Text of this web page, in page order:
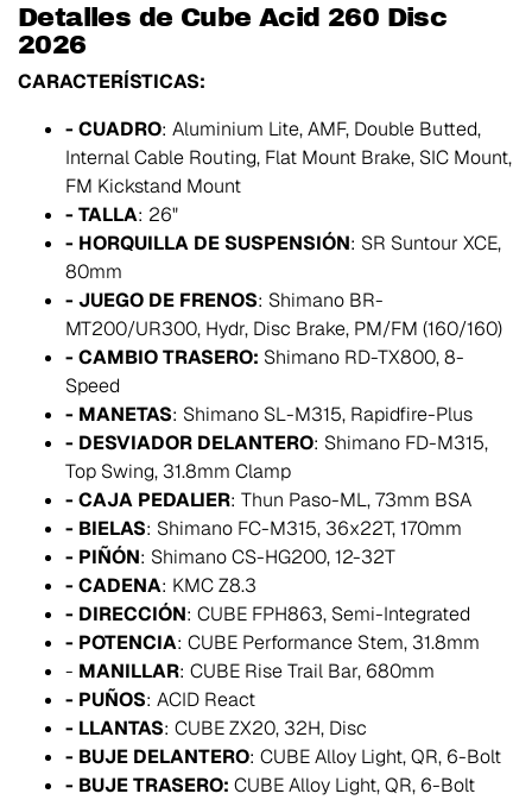
Detalles de Cube Acid 260 Disc
2026
CARACTERÍSTICAS:
- CUADRO: Aluminium Lite, AMF, Double Butted,
Internal Cable Routing, Flat Mount Brake, SIC Mount,
FM Kickstand Mount
- TALLA: 26"
- HORQUILLA DE SUSPENSIÓN: SR Suntour XCE,
80mm
- JUEGO DE FRENOS: Shimano BR-
MT200/UR300, Hydr, Disc Brake, PM/FM (160/160)
- CAMBIO TRASERO: Shimano RD-TX800, 8-
Speed
- MANETAS: Shimano SL-M315, Rapidfire-Plus
- DESVIADOR DELANTERO: Shimano FD-M315,
Top Swing, 31.8mm Clamp
- CAJA PEDALIER: Thun Paso-ML, 73mm BSA
- BIELAS: Shimano FC-M315, 36x22T, 170mm
- PIÑÓN: Shimano CS-HG200, 12-32T
- CADENA: KMC Z8.3
- DIRECCIÓN: CUBE FPH863, Semi-Integrated
- POTENCIA: CUBE Performance Stem, 31.8mm
- MANILLAR: CUBE Rise Trail Bar, 680mm
- PUÑOS: ACID React
- LLANTAS: CUBE ZX20, 32H, Disc
- BUJE DELANTERO: CUBE Alloy Light, QR, 6-Bolt
- BUJE TRASERO: CUBE Alloy Light, QR, 6-Bolt